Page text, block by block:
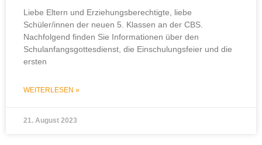
Liebe Eltern und Erziehungsberechtigte, liebe
Schüler/innen der neuen 5. Klassen an der CBS.
Nachfolgend finden Sie Informationen über den
Schulanfangsgottesdienst, die Einschulungsfeier und die
ersten
WEITERLESEN »
21. August 2023